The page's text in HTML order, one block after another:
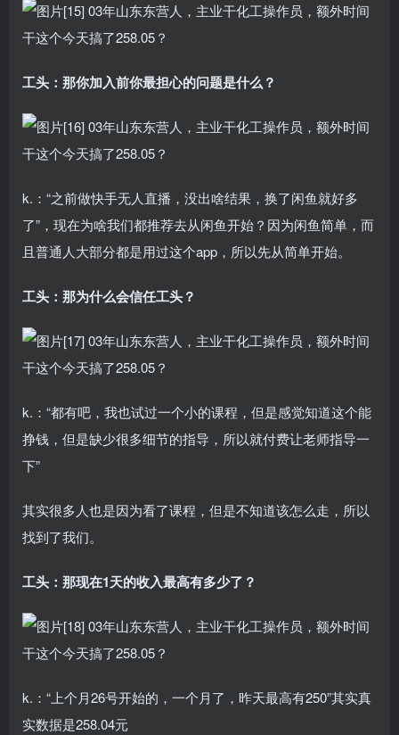
工头：那你加入前你最担心的问题是什么？
k.：“之前做快手无人直播，没出啥结果，换了闲鱼就好多
了”，现在为啥我们都推荐去从闲鱼开始？因为闲鱼简单，而
且普通人大部分都是用过这个app，所以先从简单开始。
工头：那为什么会信任工头？
k.：“都有吧，我也试过一个小的课程，但是感觉知道这个能
挣钱，但是缺少很多细节的指导，所以就付费让老师指导一
下”
其实很多人也是因为看了课程，但是不知道该怎么走，所以
找到了我们。
工头：那现在1天的收入最高有多少了？
k.：“上个月26号开始的，一个月了，昨天最高有250”其实真
实数据是258.04元